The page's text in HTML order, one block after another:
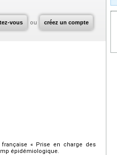
vous ou créez un compte
« Prise en charge des
épidémiologique.